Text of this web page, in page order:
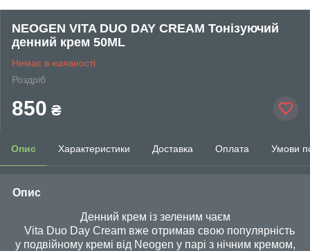
NEOGEN VITA DUO DAY CREAM Тонізуючий
денний крем 50ML
Немає в наявності
Роздріб
850 ₴
Опис Характеристики Доставка Оплата Умови
Опис
Денний крем із зеленим чаєм
Vita Duo Day Cream вже отримав свою популярність
у подвійному кремі від Neogen у парі з нічним кремом,